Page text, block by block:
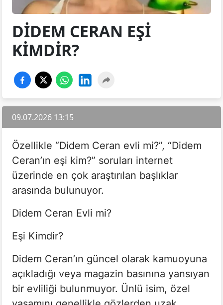
DIDEM CERAN EŞI
KIMDIR?
09.07.2026 13:15
Özellikle “Didem Ceran evli mi?”, “Didem
Ceran’ın eşi kim?” soruları internet
üzerinde en çok araştırılan başlıklar
arasında bulunuyor.
Didem Ceran Evli mi?
Eşi Kimdir?
Didem Ceran’ın güncel olarak kamuoyuna
açıkladığı veya magazin basınına yansıyan
bir evliliği bulunmuyor. Ünlü isim, özel